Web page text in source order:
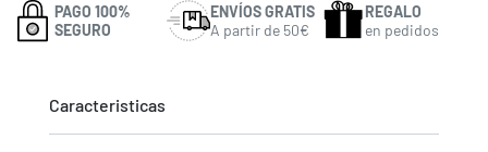
PAGO 100%
SEGURO
ENVÍOS GRATIS
A partir de 50€
REGALO
en pedidos
Caracteristicas